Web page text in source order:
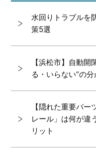
水回りトラブルを
策5選
【浜松市】自動
る・いらない”の
【隠れた重要パ
レール」は何が違
リット